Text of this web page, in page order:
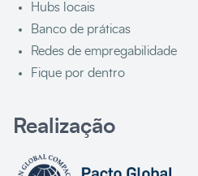
Hubs locais
Banco de práticas
Redes de empregabilidade
Fique por dentro
Realização